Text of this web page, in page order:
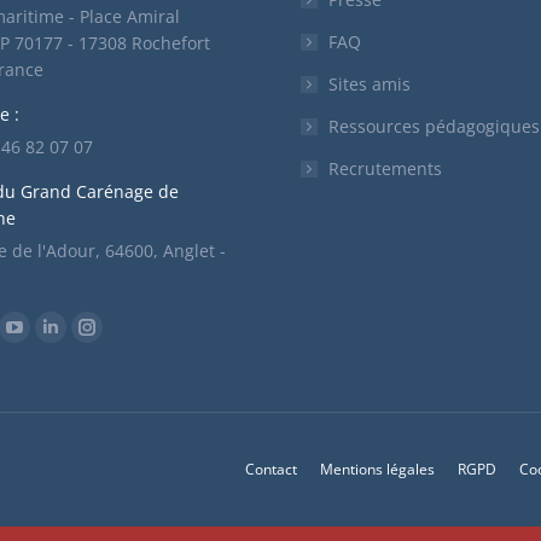
- Place Amiral
70177 - 17308 Rochefort
:
82 07 07
Grand Carénage de
de l'Adour, 64600, Anglet -
sur :
YouTubeLinkedInInstagram
FAQ
Sites amis
Ressources pédagogiques
Recrutements
Contact Mentions légales RGPD